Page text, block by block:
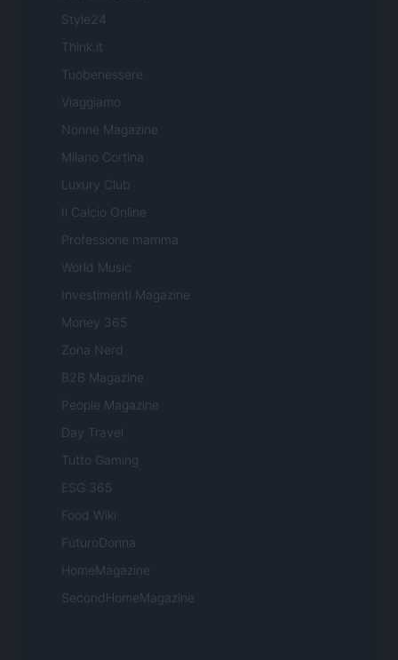
Style24
Think.it
Tuobenessere
Viaggiamo
Nonne Magazine
Milano Cortina
Luxury Club
Il Calcio Online
Professione mamma
World Music
Investimenti Magazine
Money 365
Zona Nerd
B2B Magazine
People Magazine
Day Travel
Tutto Gaming
ESG 365
Food Wiki
FuturoDonna
HomeMagazine
SecondHomeMagazine